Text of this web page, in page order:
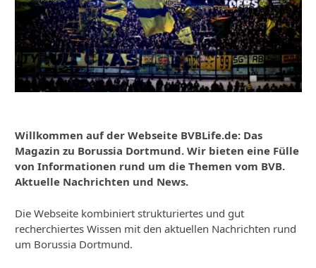
Willkommen auf der Webseite BVBLife.de: Das
Magazin zu Borussia Dortmund. Wir bieten eine Fülle
von Informationen rund um die Themen vom BVB.
Aktuelle Nachrichten und News.
Die Webseite kombiniert strukturiertes und gut
recherchiertes Wissen mit den aktuellen Nachrichten rund
um Borussia Dortmund.